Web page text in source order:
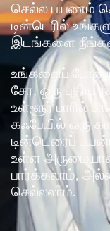
செல்ல பயணம்
டின்டெரில்
இடங்களை
உங்களைப்
சேர, ஒரு
உள்ளூர் பாரில்
கஃபேயில் ஒரு
டின்டெரைப்
உள்ள
பார்க்கலாம்,
செல்லலாம்.